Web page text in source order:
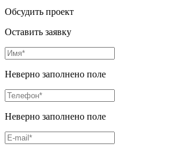
Обсудить проект
Оставить заявку
Неверно заполнено поле
Неверно заполнено поле